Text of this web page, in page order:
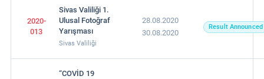
2020-
013
Sivas Valiliği 1.
Ulusal Fotoğraf
Yarışması
Sivas Valiliği
28.08.2020
30.08.2020
Result Announced
“COVİD 19